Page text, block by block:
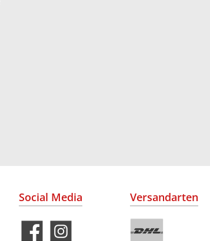
Social Media Versandarten